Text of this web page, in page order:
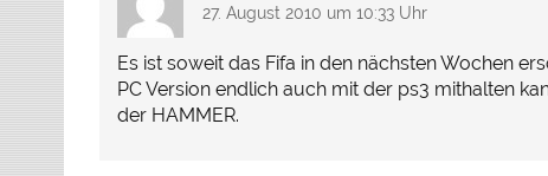
27. August 2010 um 10:33 Uhr
Es ist soweit das Fifa in den nächsten Wochen
PC Version endlich auch mit der ps3 mithalten
der HAMMER.